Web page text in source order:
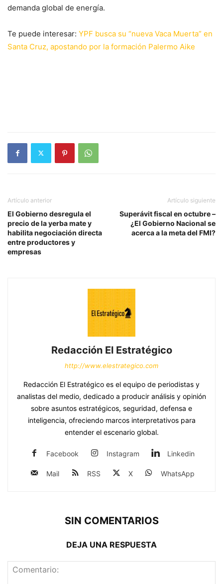
demanda global de energía.
Te puede interesar: YPF busca su “nueva Vaca Muerta” en
Santa Cruz, apostando por la formación Palermo Aike
Artículo anterior
El Gobierno desregula el
precio de la yerba mate y
habilita negociación directa
entre productores y
empresas
Artículo siguiente
Superávit fiscal en octubre –
¿El Gobierno Nacional se
acerca a la meta del FMI?
Redacción El Estratégico
http://www.elestrategico.com
Redacción El Estratégico es el equipo de periodistas y
analistas del medio, dedicado a producir análisis y opinión
sobre asuntos estratégicos, seguridad, defensa e
inteligencia, ofreciendo marcos interpretativos para
entender el escenario global.
Facebook Instagram Linkedin
Mail RSS X WhatsApp
SIN COMENTARIOS
DEJA UNA RESPUESTA